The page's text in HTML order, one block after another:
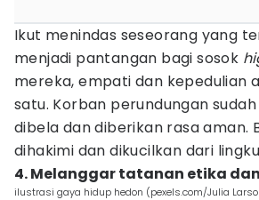
Ikut menindas seseorang yang
menjadi pantangan bagi sosok
mereka, empati dan kepedulian
satu. Korban perundungan
dibela dan diberikan rasa aman.
dihakimi dan dikucilkan dari
4. Melanggar tatanan etika
ilustrasi gaya hidup hedon (pexels.com/Julia